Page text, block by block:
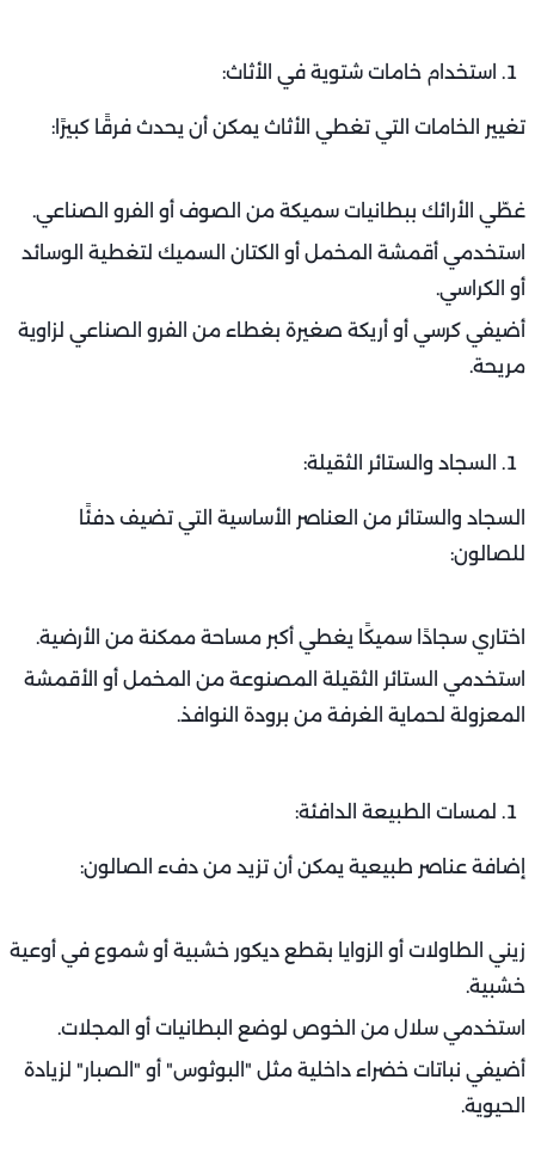
استخدام خامات شتوية في الأثاث:
تغيير الخامات التي تغطي الأثاث يمكن أن يحدث فرقًا كبيرًا:
غطّي الأرائك ببطانيات سميكة من الصوف أو الفرو الصناعي.
استخدمي أقمشة المخمل أو الكتان السميك لتغطية الوسائد
أو الكراسي.
أضيفي كرسي أو أريكة صغيرة بغطاء من الفرو الصناعي لزاوية
مريحة.
السجاد والستائر الثقيلة:
السجاد والستائر من العناصر الأساسية التي تضيف دفئًا
للصالون:
اختاري سجادًا سميكًا يغطي أكبر مساحة ممكنة من الأرضية.
استخدمي الستائر الثقيلة المصنوعة من المخمل أو الأقمشة
المعزولة لحماية الغرفة من برودة النوافذ.
لمسات الطبيعة الدافئة:
إضافة عناصر طبيعية يمكن أن تزيد من دفء الصالون:
زيني الطاولات أو الزوايا بقطع ديكور خشبية أو شموع في أوعية
خشبية.
استخدمي سلال من الخوص لوضع البطانيات أو المجلات.
أضيفي نباتات خضراء داخلية مثل "البوثوس" أو "الصبار" لزيادة
الحيوية.